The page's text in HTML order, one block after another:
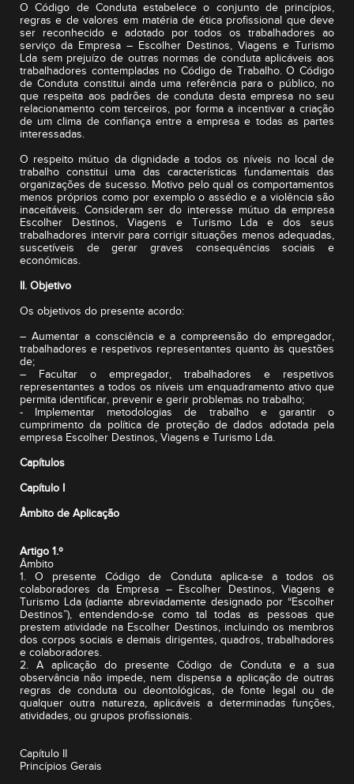
O Código de Conduta estabelece o conjunto de princípios,
regras e de valores em matéria de ética profissional que deve
ser reconhecido e adotado por todos os trabalhadores ao
serviço da Empresa – Escolher Destinos, Viagens e Turismo
Lda sem prejuízo de outras normas de conduta aplicáveis aos
trabalhadores contempladas no Código de Trabalho. O Código
de Conduta constitui ainda uma referência para o público, no
que respeita aos padrões de conduta desta empresa no seu
relacionamento com terceiros, por forma a incentivar a criação
de um clima de confiança entre a empresa e todas as partes
interessadas.
O respeito mútuo da dignidade a todos os níveis no local de
trabalho constitui uma das características fundamentais das
organizações de sucesso. Motivo pelo qual os comportamentos
menos próprios como por exemplo o assédio e a violência são
inaceitáveis. Consideram ser do interesse mútuo da empresa
Escolher Destinos, Viagens e Turismo Lda e dos seus
trabalhadores intervir para corrigir situações menos adequadas,
suscetíveis de gerar graves consequências sociais e
económicas.
II. Objetivo
Os objetivos do presente acordo:
– Aumentar a consciência e a compreensão do empregador,
trabalhadores e respetivos representantes quanto às questões
de;
– Facultar o empregador, trabalhadores e respetivos
representantes a todos os níveis um enquadramento ativo que
permita identificar, prevenir e gerir problemas no trabalho;
- Implementar metodologias de trabalho e garantir o
cumprimento da política de proteção de dados adotada pela
empresa Escolher Destinos, Viagens e Turismo Lda.
Capítulos
Capítulo I
Âmbito de Aplicação
Artigo 1.º
Âmbito
1. O presente Código de Conduta aplica-se a todos os
colaboradores da Empresa – Escolher Destinos, Viagens e
Turismo Lda (adiante abreviadamente designado por “Escolher
Destinos”), entendendo-se como tal todas as pessoas que
prestem atividade na Escolher Destinos, incluindo os membros
dos corpos sociais e demais dirigentes, quadros, trabalhadores
e colaboradores.
2. A aplicação do presente Código de Conduta e a sua
observância não impede, nem dispensa a aplicação de outras
regras de conduta ou deontológicas, de fonte legal ou de
qualquer outra natureza, aplicáveis a determinadas funções,
atividades, ou grupos profissionais.
Capítulo II
Princípios Gerais